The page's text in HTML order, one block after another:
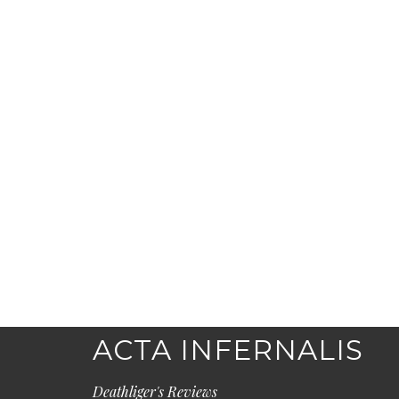
ACTA INFERNALIS
Deathliger's Reviews